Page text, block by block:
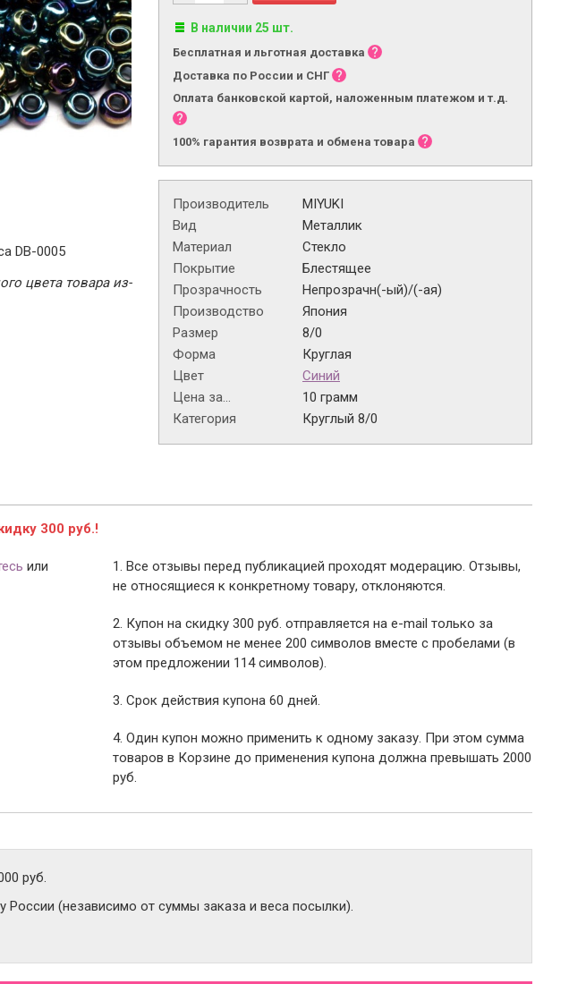
DB-0005
цвета товара из-
В наличии 25 шт.
Бесплатная и льготная доставка
Доставка по России и СНГ
Оплата банковской картой, наложенным платежом и т.д.
100% гарантия возврата и обмена товара
Производитель
MIYUKI
Вид
Металлик
Материал
Стекло
Покрытие
Блестящее
Прозрачность
Непрозрачн(-ый)/(-ая)
Производство
Япония
Размер
8/0
Форма
Круглая
Цвет
Синий
Цена за...
10 грамм
Категория
Круглый 8/0
300 руб.!
или
1. Все отзывы перед публикацией проходят модерацию. Отзывы,
не относящиеся к конкретному товару, отклоняются.
2. Купон на скидку 300 руб. отправляется на e-mail только за
отзывы объемом не менее 200 символов вместе с пробелами (в
этом предложении 114 символов).
3. Срок действия купона 60 дней.
4. Один купон можно применить к одному заказу. При этом сумма
товаров в Корзине до применения купона должна превышать 2000
руб.
руб.
России (независимо от суммы заказа и веса посылки).